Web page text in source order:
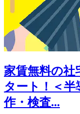
家賃無料の社
タート！＜半
作・検査...